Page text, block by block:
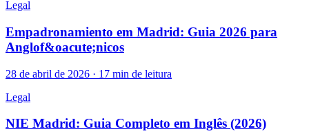
Legal
Empadronamiento em Madrid: Guia 2026 para
Anglof&oacute;nicos
28 de abril de 2026 · 17 min de leitura
Legal
NIE Madrid: Guia Completo em Inglês (2026)